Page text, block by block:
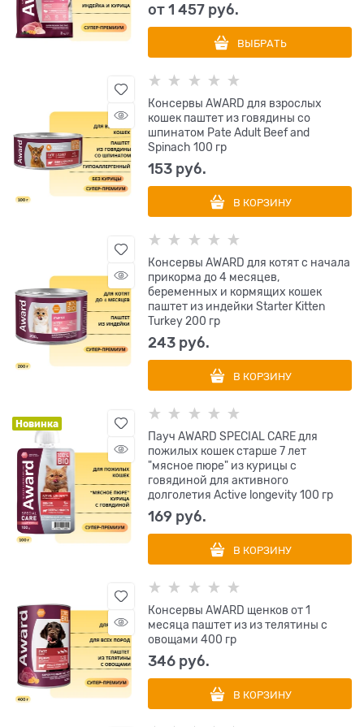
от1 457 руб.
ВЫБРАТЬ
Консервы AWARD для взрослых
кошек паштет из говядины со
шпинатом Pate Adult Beef and
Spinach 100 гр
153 руб.
В КОРЗИНУ
Консервы AWARD для котят с начала
прикорма до 4 месяцев,
беременных и кормящих кошек
паштет из индейки Starter Kitten
Turkey 200 гр
243 руб.
В КОРЗИНУ
Новинка
Пауч AWARD SPECIAL CARE для
пожилых кошек старше 7 лет
"мясное пюре" из курицы с
говядиной для активного
долголетия Active longevity 100 гр
169 руб.
В КОРЗИНУ
Консервы AWARD щенков от 1
месяца паштет из из телятины с
овощами 400 гр
346 руб.
В КОРЗИНУ